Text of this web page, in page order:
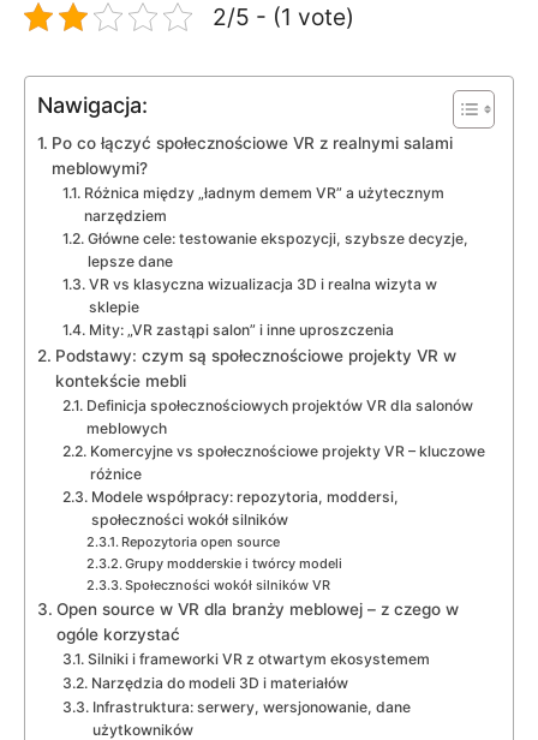
2/5 - (1 vote)
Nawigacja:
Po co łączyć społecznościowe VR z realnymi salami
meblowymi?
Różnica między „ładnym demem VR” a użytecznym
narzędziem
Główne cele: testowanie ekspozycji, szybsze decyzje,
lepsze dane
VR vs klasyczna wizualizacja 3D i realna wizyta w
sklepie
Mity: „VR zastąpi salon” i inne uproszczenia
Podstawy: czym są społecznościowe projekty VR w
kontekście mebli
Definicja społecznościowych projektów VR dla salonów
meblowych
Komercyjne vs społecznościowe projekty VR – kluczowe
różnice
Modele współpracy: repozytoria, moddersi,
społeczności wokół silników
Repozytoria open source
Grupy modderskie i twórcy modeli
Społeczności wokół silników VR
Open source w VR dla branży meblowej – z czego w
ogóle korzystać
Silniki i frameworki VR z otwartym ekosystemem
Narzędzia do modeli 3D i materiałów
Infrastruktura: serwery, wersjonowanie, dane
użytkowników